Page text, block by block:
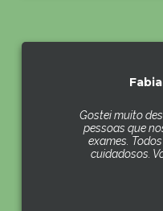
Gostei muito
pessoas que
exames.
cuidadosos.